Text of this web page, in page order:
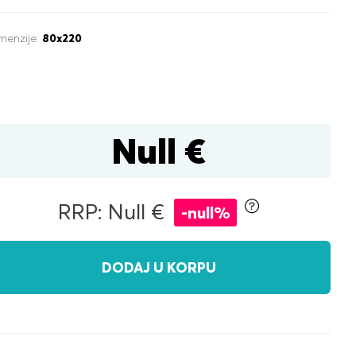
80x220
Null €
RRP: Null € -null%
DODAJ U KORPU